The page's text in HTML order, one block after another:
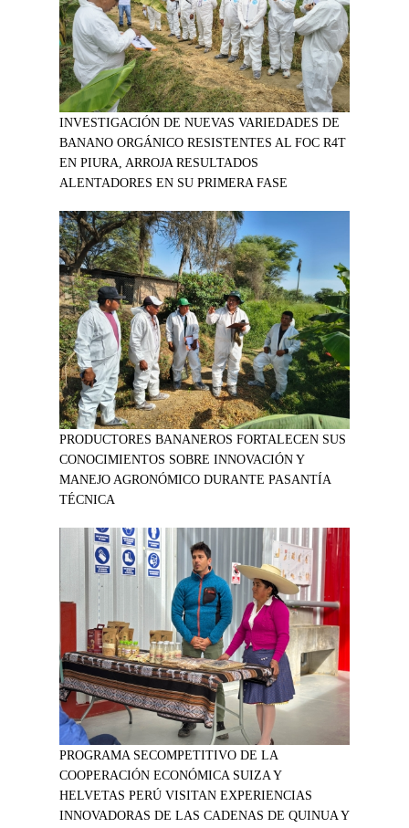
INVESTIGACIÓN DE NUEVAS VARIEDADES DE
BANANO ORGÁNICO RESISTENTES AL FOC R4T
EN PIURA, ARROJA RESULTADOS
ALENTADORES EN SU PRIMERA FASE
PRODUCTORES BANANEROS FORTALECEN SUS
CONOCIMIENTOS SOBRE INNOVACIÓN Y
MANEJO AGRONÓMICO DURANTE PASANTÍA
TÉCNICA
PROGRAMA SECOMPETITIVO DE LA
COOPERACIÓN ECONÓMICA SUIZA Y
HELVETAS PERÚ VISITAN EXPERIENCIAS
INNOVADORAS DE LAS CADENAS DE QUINUA Y